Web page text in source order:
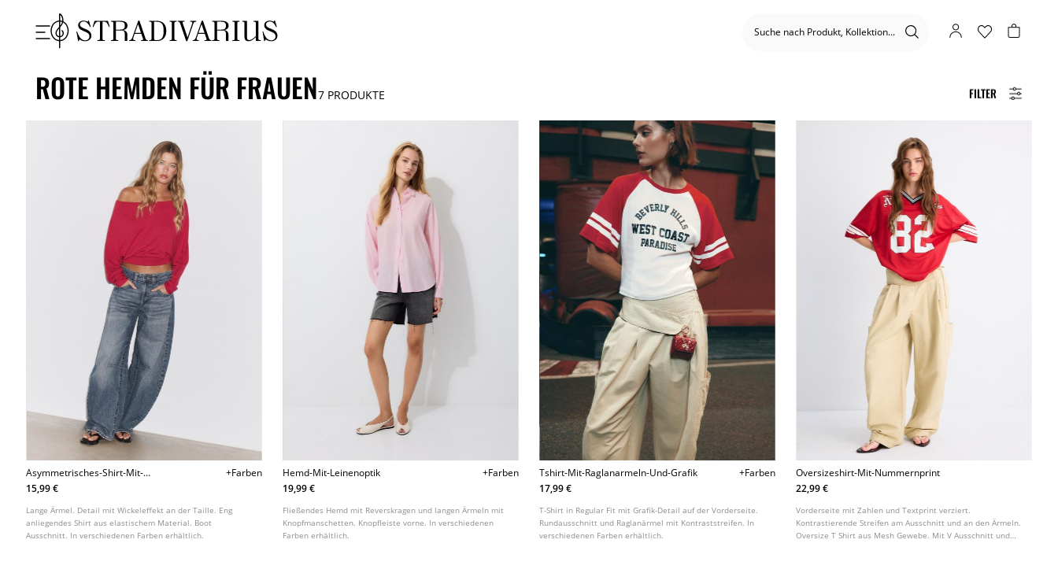
FILTER
ROTE HEMDEN FÜR FRAUEN7 PRODUKTE
Asymmetrisches-Shirt-Mit-
Wickeleffekt
+Farben
15,99 €
Lange Ärmel. Detail mit Wickeleffekt an der Taille. Eng
anliegendes Shirt aus elastischem Material. Boot
Ausschnitt. In verschiedenen Farben erhältlich.
Hemd-Mit-Leinenoptik
+Farben
19,99 €
Fließendes Hemd mit Reverskragen und langen Ärmeln mit
Knopfmanschetten. Knopfleiste vorne. In verschiedenen
Farben erhältlich.
Tshirt-Mit-Raglanarmeln-Und-Grafik
+Farben
17,99 €
T-Shirt in Regular Fit mit Grafik-Detail auf der Vorderseite.
Rundausschnitt und Raglanärmel mit Kontraststreifen. In
verschiedenen Farben erhältlich.
Oversizeshirt-Mit-Nummernprint
22,99 €
Vorderseite mit Zahlen und Textprint verziert.
Kontrastierende Streifen am Ausschnitt und an den Ärmeln.
Oversize T Shirt aus Mesh Gewebe. Mit V Ausschnitt und